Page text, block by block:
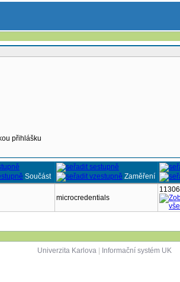
přihlášku
Součást Zaměření
microcredentials
11306
Univerzita Karlova| Informační systém UK